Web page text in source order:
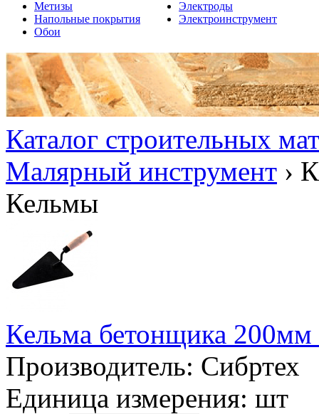
Метизы
Напольные покрытия
Обои
Электроды
Электроинструмент
Каталог строительных
Малярный инструмент ›
Кельмы
Кельма бетонщика 200мм
Производитель: Сибртех
Единица измерения: шт